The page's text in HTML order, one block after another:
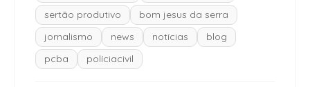
sertão produtivo
bom jesus da serra
jornalismo
news notícias
blog
pcba
políciacivil